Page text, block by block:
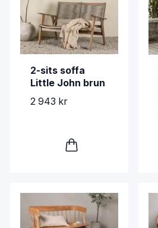
2-sits soffa
Little John brun
2 943 kr